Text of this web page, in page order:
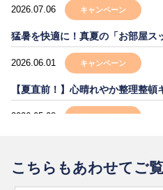
2026.07.06 キャンペーン
猛暑を快適に！真夏の「お部屋ス
2026.06.01 キャンペーン
【夏直前！】心晴れやか整理整頓
2026.05.08
2026.04.24 お知らせ
こちらもあわせてご